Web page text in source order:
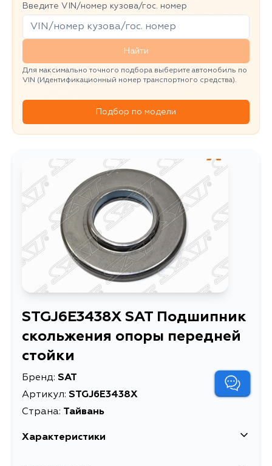
Введите VIN/номер кузова/гос. номер
Найти
Для максимально точного подбора выберите автомобиль по
VIN (Идентификационный номер транспортного средства).
Подбор по модели
STGJ6E3438X SAT Подшипник
скольжения опоры передней
стойки
Бренд: SAT
Артикул: STGJ6E3438X
Страна: Тайвань
Характеристики